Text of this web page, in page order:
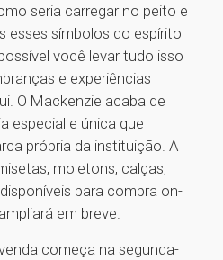
seria carregar no peito e
esses símbolos do espírito
você levar tudo isso
e experiências
O Mackenzie acaba de
especial e única que
própria da instituição. A
moletons, calças,
para compra on-
em breve.
começa na segunda-